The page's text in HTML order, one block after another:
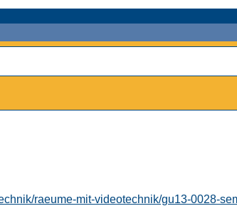
raeume-mit-videotechnik/gu13-0028-